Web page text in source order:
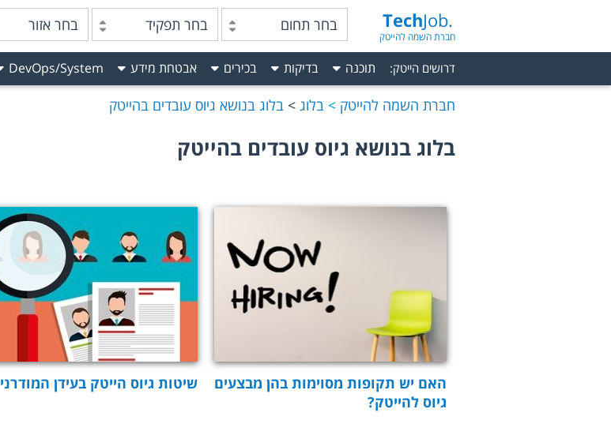
TechJob.
חברת השמה להייטק
בחר תחום בחר תפקיד בחר אזור
דרושים הייטק: תוכנה בדיקות בכירים אבטחת מידע DevOps/System
חברת השמה להייטק בלוג בלוג בנושא גיוס עובדים בהייטק
בלוג בנושא גיוס עובדים בהייטק
האם יש תקופות מסוימות בהן מבצעים
גיוס להייטק?
שיטות גיוס הייטק בעידן המודרני